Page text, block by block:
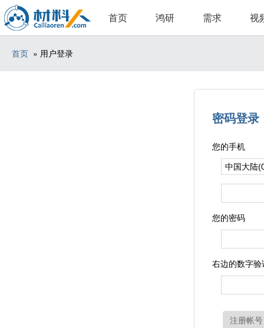
首页 鸿研 需求 视
首页 » 用户登录
密码登录
您的手机
您的密码
右边的数字验
注册帐号